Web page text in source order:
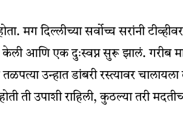
मग दिल्लीच्या सर्वोच्च सरांनी
केली आणि एक दुःस्वप्न सुरू झालं. गरीब
उन्हात डांबरी रस्त्यावर चालायला
उपाशी राहिली, कुठल्या तरी